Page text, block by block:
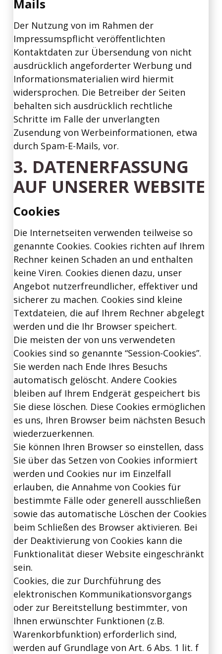
Mails
Der Nutzung von im Rahmen der
Impressumspflicht veröffentlichten
Kontaktdaten zur Übersendung von nicht
ausdrücklich angeforderter Werbung und
Informationsmaterialien wird hiermit
widersprochen. Die Betreiber der Seiten
behalten sich ausdrücklich rechtliche
Schritte im Falle der unverlangten
Zusendung von Werbeinformationen, etwa
durch Spam-E-Mails, vor.
3. DATENERFASSUNG
AUF UNSERER WEBSITE
Cookies
Die Internetseiten verwenden teilweise so
genannte Cookies. Cookies richten auf Ihrem
Rechner keinen Schaden an und enthalten
keine Viren. Cookies dienen dazu, unser
Angebot nutzerfreundlicher, effektiver und
sicherer zu machen. Cookies sind kleine
Textdateien, die auf Ihrem Rechner abgelegt
werden und die Ihr Browser speichert.
Die meisten der von uns verwendeten
Cookies sind so genannte “Session-Cookies”.
Sie werden nach Ende Ihres Besuchs
automatisch gelöscht. Andere Cookies
bleiben auf Ihrem Endgerät gespeichert bis
Sie diese löschen. Diese Cookies ermöglichen
es uns, Ihren Browser beim nächsten Besuch
wiederzuerkennen.
Sie können Ihren Browser so einstellen, dass
Sie über das Setzen von Cookies informiert
werden und Cookies nur im Einzelfall
erlauben, die Annahme von Cookies für
bestimmte Fälle oder generell ausschließen
sowie das automatische Löschen der Cookies
beim Schließen des Browser aktivieren. Bei
der Deaktivierung von Cookies kann die
Funktionalität dieser Website eingeschränkt
sein.
Cookies, die zur Durchführung des
elektronischen Kommunikationsvorgangs
oder zur Bereitstellung bestimmter, von
Ihnen erwünschter Funktionen (z.B.
Warenkorbfunktion) erforderlich sind,
werden auf Grundlage von Art. 6 Abs. 1 lit. f